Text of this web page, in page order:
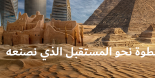
نحو المستقبل الذي نصنعه